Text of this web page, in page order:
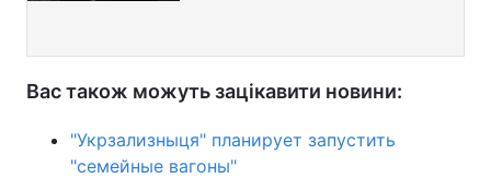
Вас також можуть зацікавити новини:
"Укрзализныця" планирует запустить
"семейные вагоны"